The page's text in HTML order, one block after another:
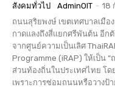
สังคมทั่วไป AdminOIT - 18
ถนนสุริยพงษ์ เขตเทศบาลเมือ
กาดแลงถึงสี่แยกศรีพันต้น อีก
จากศูนย์ความเป็นเลิศ
Programme (iRAP) ให้เป็น
ส่วนท้องถิ่นในประเทศไทย โดยเบื้องหลังความสำเร็จนี้ ไม่ได้เกิดขึ้นเพียง
เพราะการซ่อมถนนหรือวางป้